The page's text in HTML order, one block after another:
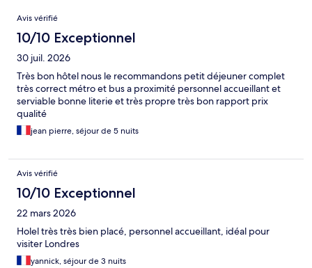
Avis
Avis vérifié
10/10 Exceptionnel
30 juil. 2026
Très bon hôtel nous le recommandons petit déjeuner complet
très correct métro et bus a proximité personnel accueillant et
serviable bonne literie et très propre très bon rapport prix
qualité
jean pierre, séjour de 5 nuits
Avis vérifié
10/10 Exceptionnel
22 mars 2026
Holel très très bien placé, personnel accueillant, idéal pour
visiter Londres
yannick, séjour de 3 nuits